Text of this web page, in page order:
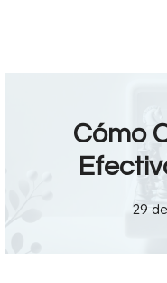
Cómo
29